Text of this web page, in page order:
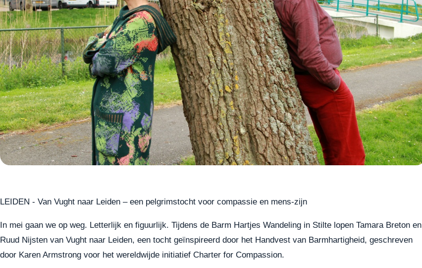
LEIDEN - Van Vught naar Leiden – een pelgrimstocht voor compassie en mens-zijn
In mei gaan we op weg. Letterlijk en figuurlijk. Tijdens de Barm Hartjes Wandeling in Stilte lopen Tamara Breton en
Ruud Nijsten van Vught naar Leiden, een tocht geïnspireerd door het Handvest van Barmhartigheid, geschreven
door Karen Armstrong voor het wereldwijde initiatief Charter for Compassion.